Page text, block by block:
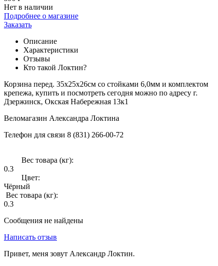
Нет в наличии
Подробнее о магазине
Заказать
Описание
Характеристики
Отзывы
Кто такой Локтин?
Корзина перед. 35x25x26см со стойками 6,0мм и комплектом
крепежа, купить и посмотреть сегодня можно по адресу г.
Дзержинск, Окская Набережная 13к1
Веломагазин Александра Локтина
Телефон для связи 8 (831) 266-00-72
Вес товара (кг):
0.3
Цвет:
Чёрный
Вес товара (кг):
0.3
Сообщения не найдены
Написать отзыв
Привет, меня зовут Александр Локтин.